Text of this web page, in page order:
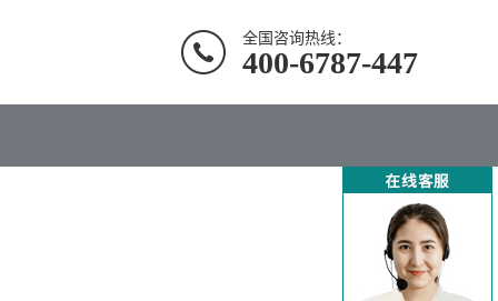
全国咨询热线：
400-6787-447